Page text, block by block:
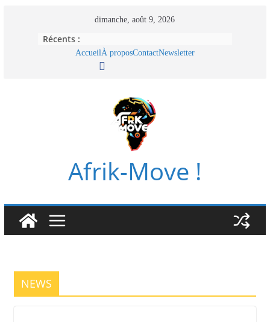
dimanche, août 9, 2026
Récents :
AccueilÀ proposContactNewsletter
Afrik-Move !
NEWS